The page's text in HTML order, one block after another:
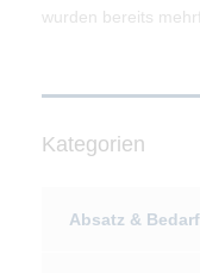
wurden bereits
Kategorien
Absatz &